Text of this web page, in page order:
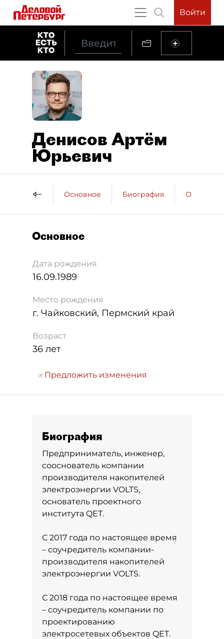
Войти
Денисов Артём
Юрьевич
Основное Биография
Основное
Дата рождения
16.09.1989
Место рождения
г. Чайковский, Пермский край
Возраст
36 лет
Предложить изменения
Биография
Предприниматель, инженер,
сооснователь компании
производителя накопителей
электроэнергии VOLTS,
основатель проектного
института QET.
С 2017 года по настоящее время
– соучредитель компании-
производителя накопителей
электроэнергии VOLTS.
С 2018 года по настоящее время
– соучредитель компании по
проектированию
электросетевых объектов QET.